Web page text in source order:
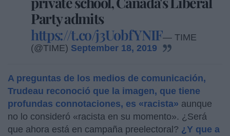
Party admits
https://t.co/j3UobfYNIF— TIME
(@TIME) September 18, 2019
A preguntas de los medios de comunicación,
Trudeau reconoció que la imagen, que tiene
profundas connotaciones, es «racista» aunque
no lo consideró «racista en su momento». ¿Será
que ahora está en campaña preelectoral? ¿Y que a